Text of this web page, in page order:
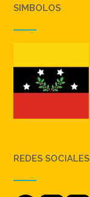
SIMBOLOS
REDES SOCIALES